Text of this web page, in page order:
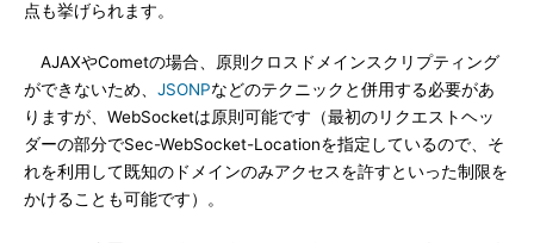
点も挙げられます。
AJAXやCometの場合、原則クロスドメインスクリプティング
ができないため、 JSONPなどのテクニックと併用する必要があ
りますが、WebSocketは原則可能です（最初のリクエストヘッ
ダーの部分でSec-WebSocket-Locationを指定しているので、そ
れを利用して既知のドメインのみアクセスを許すといった制限を
かけることも可能です）。